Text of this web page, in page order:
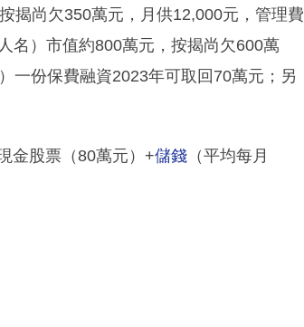
揭尚欠350萬元，月供12,000元，管理費
名）市值約800萬元，按揭尚欠600萬
一份保費融資2023年可取回70萬元；另
金股票（80萬元）+儲錢 （平均每月